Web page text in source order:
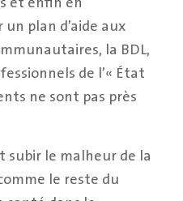
plan d’aide aux
la BDL,
de l’« État
ne sont pas près
subir le malheur de la
le reste du